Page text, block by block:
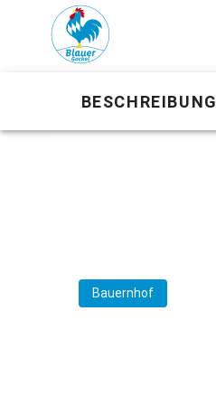
BESCHREIBUNG
Bauernhof